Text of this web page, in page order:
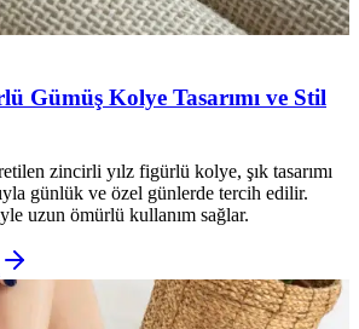
Gümüş Kolye Tasarımı ve Stil
zincirli yılz figürlü kolye, şık tasarımı
günlük ve özel günlerde tercih edilir.
uzun ömürlü kullanım sağlar.